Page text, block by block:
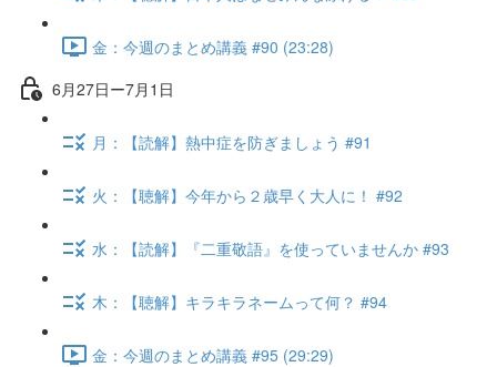
金：今週のまとめ講義 #90 (23:28)
6月27日ー7月1日
月：【読解】熱中症を防ぎましょう #91
火：【聴解】今年から２歳早く大人に！ #92
水：【読解】『二重敬語』を使っていませんか #93
木：【聴解】キラキラネームって何？ #94
金：今週のまとめ講義 #95 (29:29)